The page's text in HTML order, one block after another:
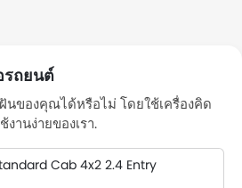
รถยนต์
ของคุณได้หรือไม่ โดยใช้เครื่องคิด
านง่ายของเรา.
Cab 4x2 2.4 Entry